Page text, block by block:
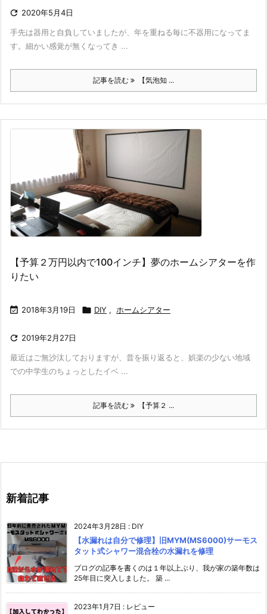
 2020年5月4日
手先は器用と自負していましたが、年を重ねる毎に不器用になってま
す。細かい感覚が無くなってき ...
記事を読む 【気泡知 ...
【予算２万円以内で100インチ】夢のホームシアターを作
りたい
 2018年3月19日  DIY , ホームシアター
 2019年2月27日
最近はご無沙汰しておりますが、昔を振り返ると、娯楽の少ない地域
での中学生のちょっとしたイベ ...
記事を読む 【予算２ ...
新着記事
2024年3月28日 : DIY
【水漏れは自分で修理】旧MYM(MS6000)サーモス
タット式シャワー混合栓の水漏れを修理
ブログの記事を書くのは１年以上ぶり、我が家の築年数は
25年目に突入しました。 築 ...
2023年1月7日 : レビュー